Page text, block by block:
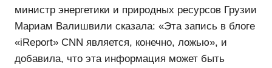
министр энергетики и природных ресурсов Грузии
Мариам Валишвили сказала: «Эта запись в блоге
«iReport» CNN является, конечно, ложью», и
добавила, что эта информация может быть